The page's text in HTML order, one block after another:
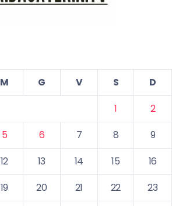
M G V S
D
1
2
5 6 7 8
9
12 13 14 15
16
19 20 21 22
23